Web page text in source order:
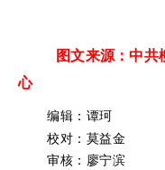
图文来源：中
心
编辑：谭珂
校对：莫益金
审核：廖宁滨